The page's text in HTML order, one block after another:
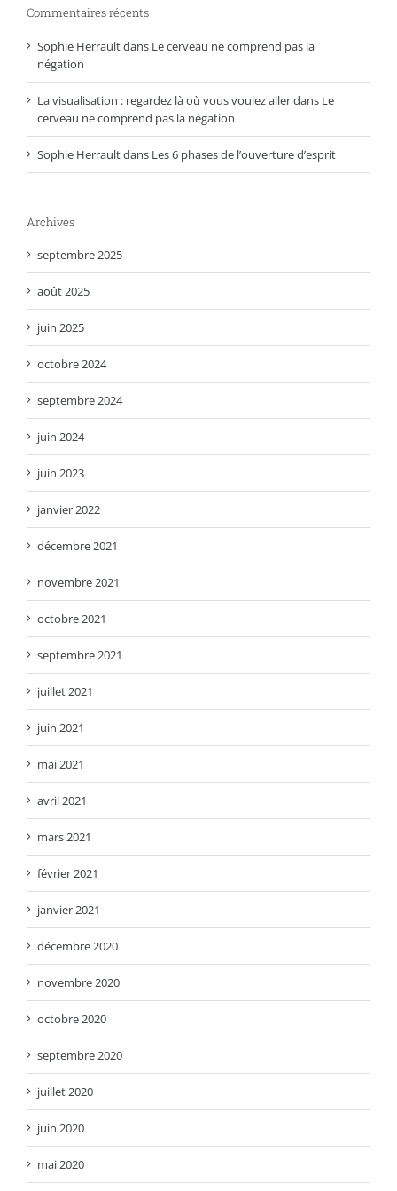
Commentaires récents
Sophie Herraultdans Le cerveau ne comprend pas la
négation
La visualisation : regardez là où vous voulez allerdans Le
cerveau ne comprend pas la négation
Sophie Herraultdans Les 6 phases de l’ouverture d’esprit
Archives
septembre 2025
août 2025
juin 2025
octobre 2024
septembre 2024
juin 2024
juin 2023
janvier 2022
décembre 2021
novembre 2021
octobre 2021
septembre 2021
juillet 2021
juin 2021
mai 2021
avril 2021
mars 2021
février 2021
janvier 2021
décembre 2020
novembre 2020
octobre 2020
septembre 2020
juillet 2020
juin 2020
mai 2020